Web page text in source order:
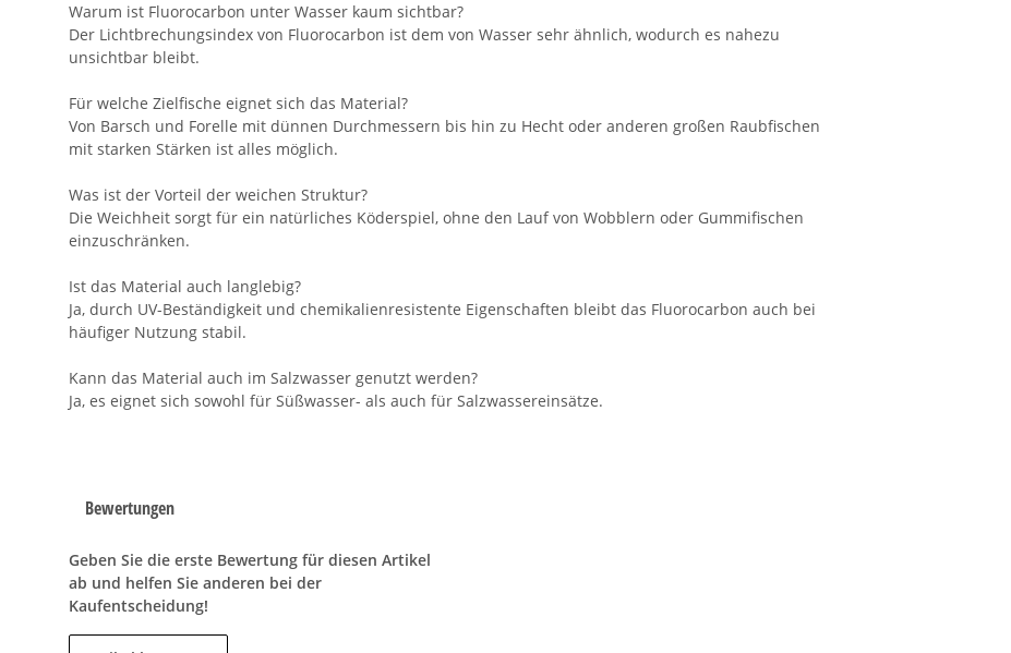
Warum ist Fluorocarbon unter Wasser kaum sichtbar?
Der Lichtbrechungsindex von Fluorocarbon ist dem von Wasser sehr ähnlich, wodurch es nahezu
unsichtbar bleibt.
Für welche Zielfische eignet sich das Material?
Von Barsch und Forelle mit dünnen Durchmessern bis hin zu Hecht oder anderen großen Raubfischen
mit starken Stärken ist alles möglich.
Was ist der Vorteil der weichen Struktur?
Die Weichheit sorgt für ein natürliches Köderspiel, ohne den Lauf von Wobblern oder Gummifischen
einzuschränken.
Ist das Material auch langlebig?
Ja, durch UV-Beständigkeit und chemikalienresistente Eigenschaften bleibt das Fluorocarbon auch bei
häufiger Nutzung stabil.
Kann das Material auch im Salzwasser genutzt werden?
Ja, es eignet sich sowohl für Süßwasser- als auch für Salzwassereinsätze.
Bewertungen
Geben Sie die erste Bewertung für diesen Artikel
ab und helfen Sie anderen bei der
Kaufentscheidung!